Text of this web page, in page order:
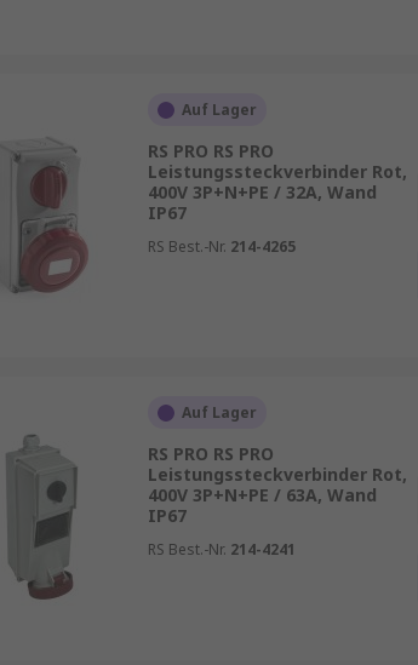
Auf Lager
RS PRO RS PRO
Leistungssteckverbinder Rot,
400V 3P+N+PE / 32A, Wand
IP67
RS Best.-Nr. 214-4265
Auf Lager
RS PRO RS PRO
Leistungssteckverbinder Rot,
400V 3P+N+PE / 63A, Wand
IP67
RS Best.-Nr. 214-4241